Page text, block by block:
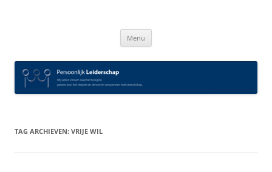
Menu
TAG ARCHIEVEN: VRIJE WIL